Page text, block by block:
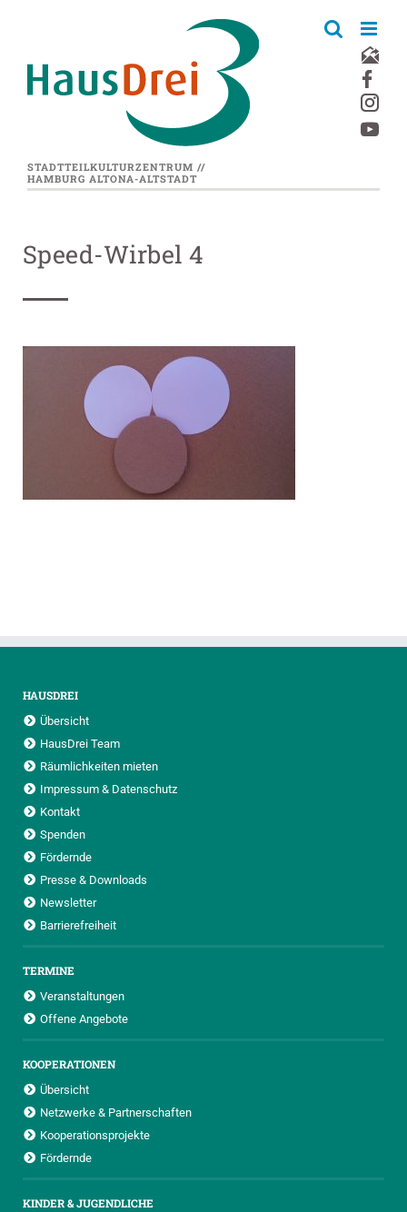
STADTTEILKULTURZENTRUM //
HAMBURG ALTONA-ALTSTADT
Speed-Wirbel 4
HAUSDREI
Übersicht
HausDrei Team
Räumlichkeiten mieten
Impressum & Datenschutz
Kontakt
Spenden
Fördernde
Presse & Downloads
Newsletter
Barrierefreiheit
TERMINE
Veranstaltungen
Offene Angebote
KOOPERATIONEN
Übersicht
Netzwerke & Partnerschaften
Kooperationsprojekte
Fördernde
KINDER & JUGENDLICHE